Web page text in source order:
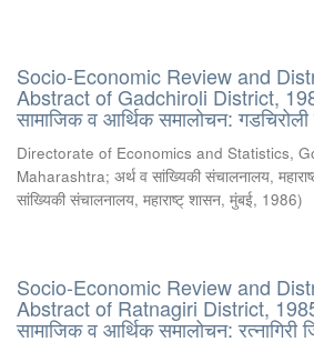
Socio-Economic Review and
Abstract of Gadchiroli District,
सामाजिक व आर्थिक समालोचन:
Directorate of Economics and Statistics,
Maharashtra; अर्थ व सांख्यिकी संचालनालय,
सांख्यिकी संचालनालय, महाराष्ट् शासन, मुंबई, 1986)
Socio-Economic Review and
Abstract of Ratnagiri District,
सामाजिक व आर्थिक समालोचन: रत्नागिरी